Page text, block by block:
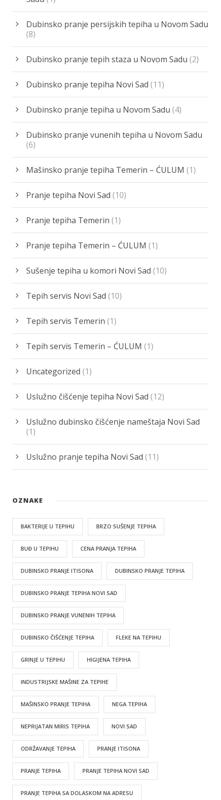
Dubinsko pranje persijskih tepiha u Novom Sadu
(8)
Dubinsko pranje tepih staza u Novom Sadu (2)
Dubinsko pranje tepiha Novi Sad (11)
Dubinsko pranje tepiha u Novom Sadu (4)
Dubinsko pranje vunenih tepiha u Novom Sadu
(6)
Mašinsko pranje tepiha Temerin – ĆULUM (1)
Pranje tepiha Novi Sad (10)
Pranje tepiha Temerin (1)
Pranje tepiha Temerin – ĆULUM (1)
Sušenje tepiha u komori Novi Sad (10)
Tepih servis Novi Sad (10)
Tepih servis Temerin (1)
Tepih servis Temerin – ĆULUM (1)
Uncategorized (1)
Uslužno čišćenje tepiha Novi Sad (12)
Uslužno dubinsko čišćenje nameštaja Novi Sad
(1)
Uslužno pranje tepiha Novi Sad (11)
OZNAKE
BAKTERIJE U TEPIHU BRZO SUŠENJE TEPIHA
BUĐ U TEPIHU CENA PRANJA TEPIHA
DUBINSKO PRANJE ITISONA DUBINSKO PRANJE TEPIHA
DUBINSKO PRANJE TEPIHA NOVI SAD
DUBINSKO PRANJE VUNENIH TEPIHA
DUBINSKO ČIŠĆENJE TEPIHA FLEKE NA TEPIHU
GRINJE U TEPIHU HIGIJENA TEPIHA
INDUSTRIJSKE MAŠINE ZA TEPIHE
MAŠINSKO PRANJE TEPIHA NEGA TEPIHA
NEPRIJATAN MIRIS TEPIHA NOVI SAD
ODRŽAVANJE TEPIHA PRANJE ITISONA
PRANJE TEPIHA PRANJE TEPIHA NOVI SAD
PRANJE TEPIHA SA DOLASKOM NA ADRESU